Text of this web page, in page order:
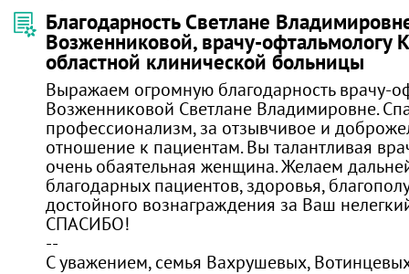
Благодарность Светлане
Возженниковой, врачу-офтальмологу
областной клинической больницы
Выражаем огромную благодарность врачу-
Возженниковой Светлане Владимировне.
профессионализм, за отзывчивое и
отношение к пациентам. Вы талантливая
очень обаятельная женщина. Желаем
благодарных пациентов, здоровья,
достойного вознаграждения за Ваш
СПАСИБО!
--
С уважением, семья Вахрушевых,